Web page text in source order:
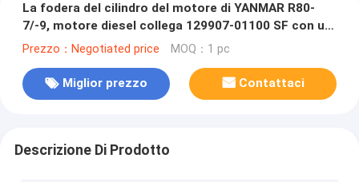
La fodera del cilindro del motore di YANMAR R80-
7/-9, motore diesel collega 129907-01100 SF con un
manicotto
Prezzo：Negotiated price MOQ：1 pc
Miglior prezzo Contattaci
Descrizione Di Prodotto